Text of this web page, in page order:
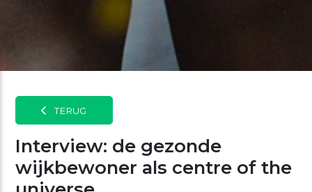
TERUG
Interview: de gezonde
wijkbewoner als centre of the